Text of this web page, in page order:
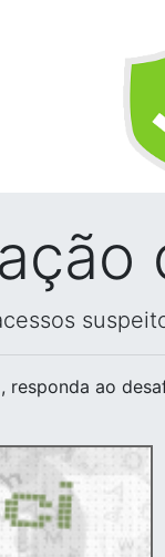
, responda ao